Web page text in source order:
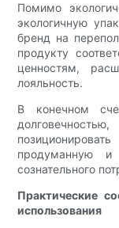
Помимо
экологичную
бренд на
продукту
ценностям,
лояльность.
В конечном
продуманную и
сознательного
Практические
использования